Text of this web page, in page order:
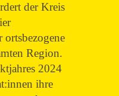
der Kreis
ortsbezogene
Region.
2024
ihre